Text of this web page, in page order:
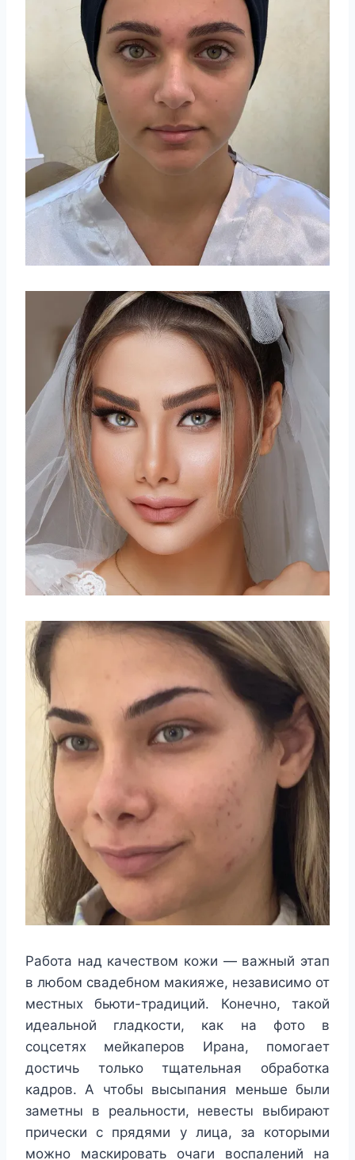
Работа над качеством кожи — важный этап
в любом свадебном макияже, независимо от
местных бьюти-традиций. Конечно, такой
идеальной гладкости, как на фото в
соцсетях мейкаперов Ирана, помогает
достичь только тщательная обработка
кадров. А чтобы высыпания меньше были
заметны в реальности, невесты выбирают
прически с прядями у лица, за которыми
можно маскировать очаги воспалений на